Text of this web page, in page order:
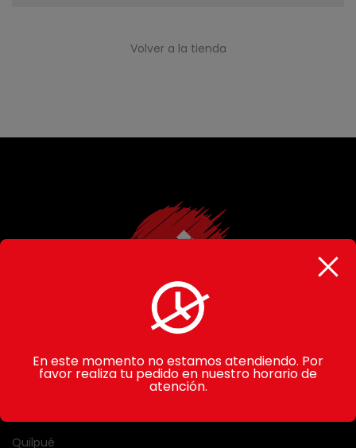
Volver a la tienda
Quilpué
En este momento no estamos atendiendo. Por
favor realiza tu pedido en nuestro horario de
atención.